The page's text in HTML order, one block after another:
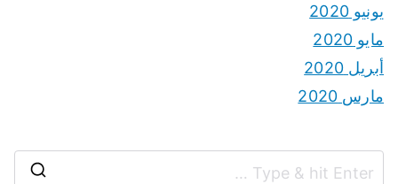
يونيو 2020
مايو 2020
أبريل 2020
مارس 2020